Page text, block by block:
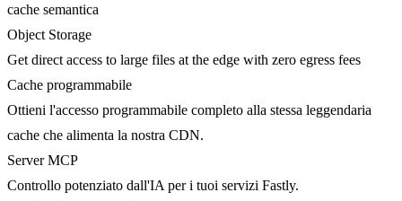
cache semantica
Object Storage
Get direct access to large files at the edge with zero egress fees
Cache programmabile
Ottieni l'accesso programmabile completo alla stessa leggendaria
cache che alimenta la nostra CDN.
Server MCP
Controllo potenziato dall'IA per i tuoi servizi Fastly.